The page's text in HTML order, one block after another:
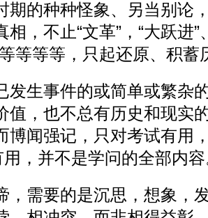
期的种种怪象、另当别论
相，不止“文革”，“大跃进”
等等，只起还原、积蓄
发生事件的或简单或繁杂
值，也不总有历史和现实
博闻强记，只对考试有用
用，并不是学问的全部内
，需要的是沉思，想象，